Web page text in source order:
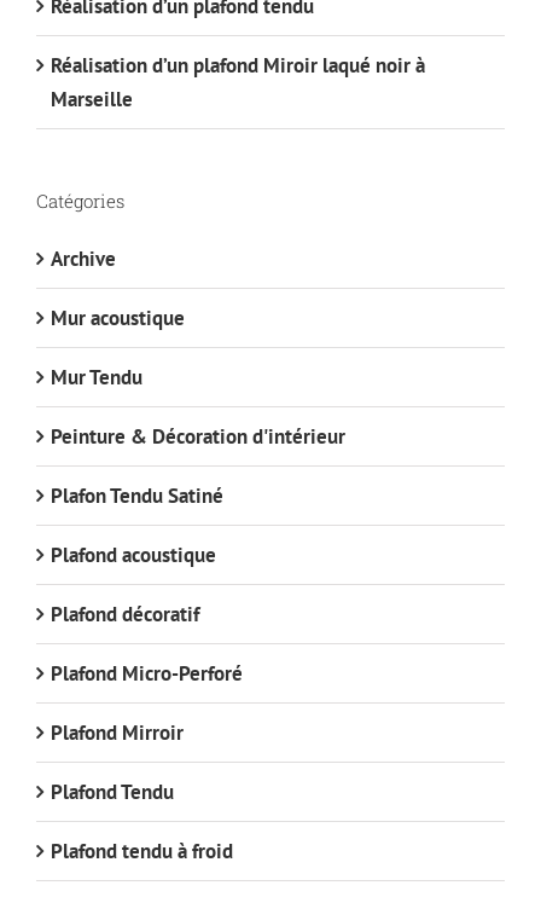
Réalisation d’un plafond tendu
Réalisation d’un plafond Miroir laqué noir à
Marseille
Catégories
Archive
Mur acoustique
Mur Tendu
Peinture & Décoration d'intérieur
Plafon Tendu Satiné
Plafond acoustique
Plafond décoratif
Plafond Micro-Perforé
Plafond Mirroir
Plafond Tendu
Plafond tendu à froid